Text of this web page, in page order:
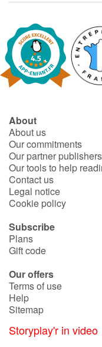
About
About us
Our commitments
Our partner publishers
Our tools to help
Contact us
Legal notice
Cookie policy
Subscribe
Plans
Gift code
Our offers
Terms of use
Help
Sitemap
Storyplay'r in video